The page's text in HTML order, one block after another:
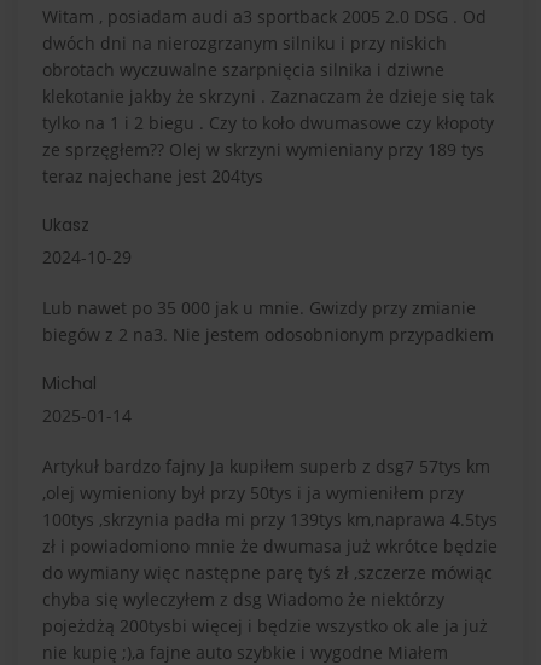
Witam , posiadam audi a3 sportback 2005 2.0 DSG . Od
dwóch dni na nierozgrzanym silniku i przy niskich
obrotach wyczuwalne szarpnięcia silnika i dziwne
klekotanie jakby że skrzyni . Zaznaczam że dzieje się tak
tylko na 1 i 2 biegu . Czy to koło dwumasowe czy kłopoty
ze sprzęgłem?? Olej w skrzyni wymieniany przy 189 tys
teraz najechane jest 204tys
Ukasz
2024-10-29
Lub nawet po 35 000 jak u mnie. Gwizdy przy zmianie
biegów z 2 na3. Nie jestem odosobnionym przypadkiem
Michal
2025-01-14
Artykuł bardzo fajny Ja kupiłem superb z dsg7 57tys km
,olej wymieniony był przy 50tys i ja wymieniłem przy
100tys ,skrzynia padła mi przy 139tys km,naprawa 4.5tys
zł i powiadomiono mnie że dwumasa już wkrótce będzie
do wymiany więc następne parę tyś zł ,szczerze mówiąc
chyba się wyleczyłem z dsg Wiadomo że niektórzy
pojeżdżą 200tysbi więcej i będzie wszystko ok ale ja już
nie kupię ;),a fajne auto szybkie i wygodne Miałem